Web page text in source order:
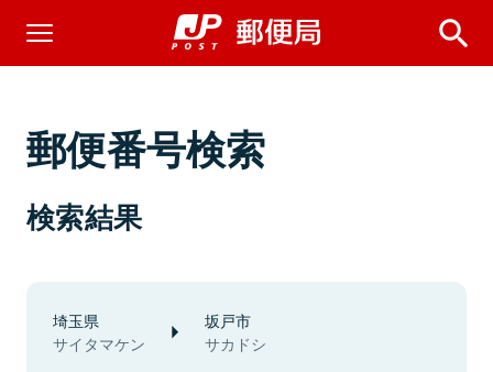
郵便番号検索
検索結果
埼玉県
サイタマケン
坂戸市
サカドシ